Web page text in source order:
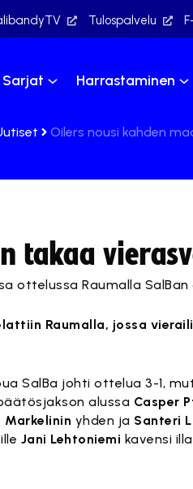
Tulospalvelu
Sarjat Harrastaminen
Oilers nousi kahden
takaa
ottelussa Raumalla SalBan
Raumalla, jossa
SalBa johti ottelua 3-1,
alussa Casper
Markelinin yhden ja Santeri
Jani Lehtoniemi kavensi